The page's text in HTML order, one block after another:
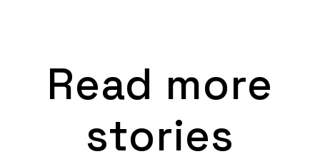
Read more
stories